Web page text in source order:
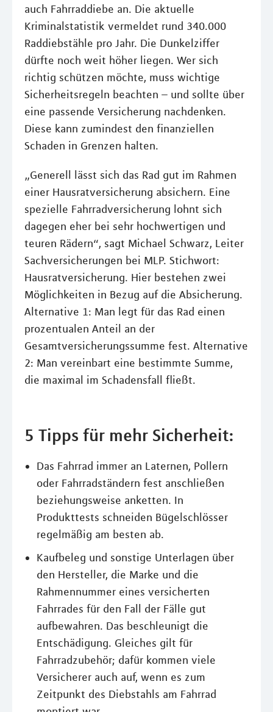
auch Fahrraddiebe an. Die aktuelle
Kriminalstatistik vermeldet rund 340.000
Raddiebstähle pro Jahr. Die Dunkelziffer
dürfte noch weit höher liegen. Wer sich
richtig schützen möchte, muss wichtige
Sicherheitsregeln beachten – und sollte über
eine passende Versicherung nachdenken.
Diese kann zumindest den finanziellen
Schaden in Grenzen halten.
„Generell lässt sich das Rad gut im Rahmen
einer Hausratversicherung absichern. Eine
spezielle Fahrradversicherung lohnt sich
dagegen eher bei sehr hochwertigen und
teuren Rädern“, sagt Michael Schwarz, Leiter
Sachversicherungen bei MLP. Stichwort:
Hausratversicherung. Hier bestehen zwei
Möglichkeiten in Bezug auf die Absicherung.
Alternative 1: Man legt für das Rad einen
prozentualen Anteil an der
Gesamtversicherungssumme fest. Alternative
2: Man vereinbart eine bestimmte Summe,
die maximal im Schadensfall fließt.
5 Tipps für mehr Sicherheit:
Das Fahrrad immer an Laternen, Pollern
oder Fahrradständern fest anschließen
beziehungsweise anketten. In
Produkttests schneiden Bügelschlösser
regelmäßig am besten ab.
Kaufbeleg und sonstige Unterlagen über
den Hersteller, die Marke und die
Rahmennummer eines versicherten
Fahrrades für den Fall der Fälle gut
aufbewahren. Das beschleunigt die
Entschädigung. Gleiches gilt für
Fahrradzubehör; dafür kommen viele
Versicherer auch auf, wenn es zum
Zeitpunkt des Diebstahls am Fahrrad